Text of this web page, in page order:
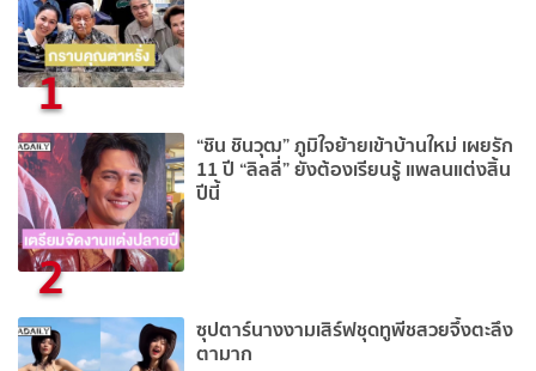
1
2
“ชิน ชินวุฒ” ภูมิใจย้ายเข้าบ้านใหม่ เผยรัก
11 ปี “ลิลลี่” ยังต้องเรียนรู้ แพลนแต่งสิ้น
ปีนี้
ซุปตาร์นางงามเสิร์ฟชุดทูพีชสวยจึ้งตะลึง
ตามาก